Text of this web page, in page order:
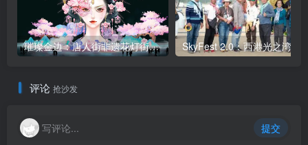
璀璨金边：唐人街非遗花灯街将于11月盛大启幕
评论 抢沙发
写评论... 提交